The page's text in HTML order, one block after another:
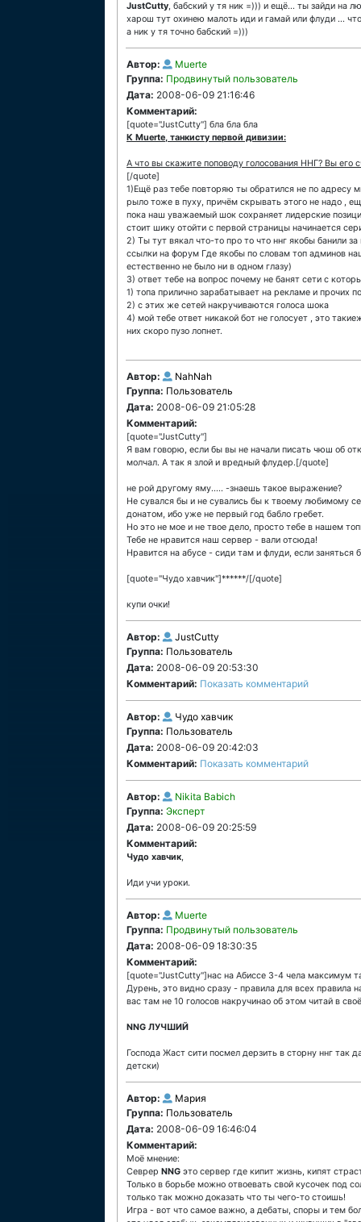
JustCutty, бабский у тя ник =))) и ещё... ты зайди на
харош тут охинею малоть иди и гамай или флуди ...
а ник у тя точно бабский =)))
Автор:
Muerte
Группа: Продвинутый пользователь
Дата: 2008-06-09 21:16:46
Комментарий:
[quote="JustCutty"] бла бла бла
К Muerte, танкисту первой дивизии:
А что вы скажите поповоду голосования ННГ? Вы его
[/quote]
1)Ещё раз тебе повторяю ты обратился не по адресу
рыло тоже в пуху, причём скрывать этого не надо ,
пока наш уважаемый шок сохраняет лидерские
стоит шику отойти с первой страницы начинается
2) Ты тут вякал что-то про то что ннг якобы банили
ссылки на форум Где якобы по словам топ админов
естественно не было ни в одном глазу)
3) ответ тебе на вопрос почему не банят сети с
1) топа прилично зарабатывает на рекламе и прочих
2) с этих же сетей накручиваются голоса шока
4) мой тебе ответ никакой бот не голосует , это
них скоро пузо лопнет.
Автор:
NahNah
Группа: Пользователь
Дата: 2008-06-09 21:05:28
Комментарий:
[quote="JustCutty"]
Я вам говорю, если бы вы не начали писать чюш об
молчал. А так я злой и вредный флудер.[/quote]
не рой другому яму..... -знаешь такое выражение?
Не сувался бы и не сувались бы к твоему любимому
донатом, ибо уже не первый год бабло гребет.
Но это не мое и не твое дело, просто тебе в нашем
Тебе не нравится наш сервер - вали отсюда!
Нравится на абусе - сиди там и флуди, если заняться
[quote="Чудо хавчик"]******/[/quote]
купи очки!
Автор:
JustCutty
Группа: Пользователь
Дата: 2008-06-09 20:53:30
Комментарий: Показать комментарий
Автор:
Чудо хавчик
Группа: Пользователь
Дата: 2008-06-09 20:42:03
Комментарий: Показать комментарий
Автор:
Nikita Babich
Группа: Эксперт
Дата: 2008-06-09 20:25:59
Комментарий:
Чудо хавчик,
Иди учи уроки.
Автор:
Muerte
Группа: Продвинутый пользователь
Дата: 2008-06-09 18:30:35
Комментарий:
[quote="JustCutty"]нас на Абиссе 3-4 чела максимум
Дурень, это видно сразу - правила для всех правила
вас там не 10 голосов накручинао об этом читай в
NNG ЛУЧШИЙ
Господа Жаст сити посмел дерзить в сторну ннг так
детски)
Автор:
Мария
Группа: Пользователь
Дата: 2008-06-09 16:46:04
Комментарий:
Моё мнение:
Севрер NNG это сервер где кипит жизнь, кипят
Только в борьбе можно отвоевать свой кусочек под
только так можно доказать что ты чего-то стоишь!
Игра - вот что самое важно, а дебаты, споры и тем